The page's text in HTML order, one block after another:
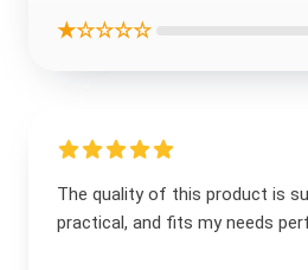
★☆☆☆☆
The quality of this product is
practical, and fits my needs